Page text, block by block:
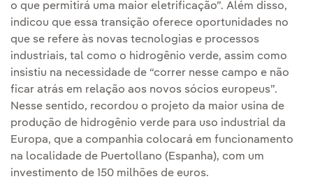
o que permitirá uma maior eletrificação”. Além disso,
indicou que essa transição oferece oportunidades no
que se refere às novas tecnologias e processos
industriais, tal como o hidrogênio verde, assim como
insistiu na necessidade de “correr nesse campo e não
ficar atrás em relação aos novos sócios europeus”.
Nesse sentido, recordou o projeto da maior usina de
produção de hidrogênio verde para uso industrial da
Europa, que a companhia colocará em funcionamento
na localidade de Puertollano (Espanha), com um
investimento de 150 milhões de euros.